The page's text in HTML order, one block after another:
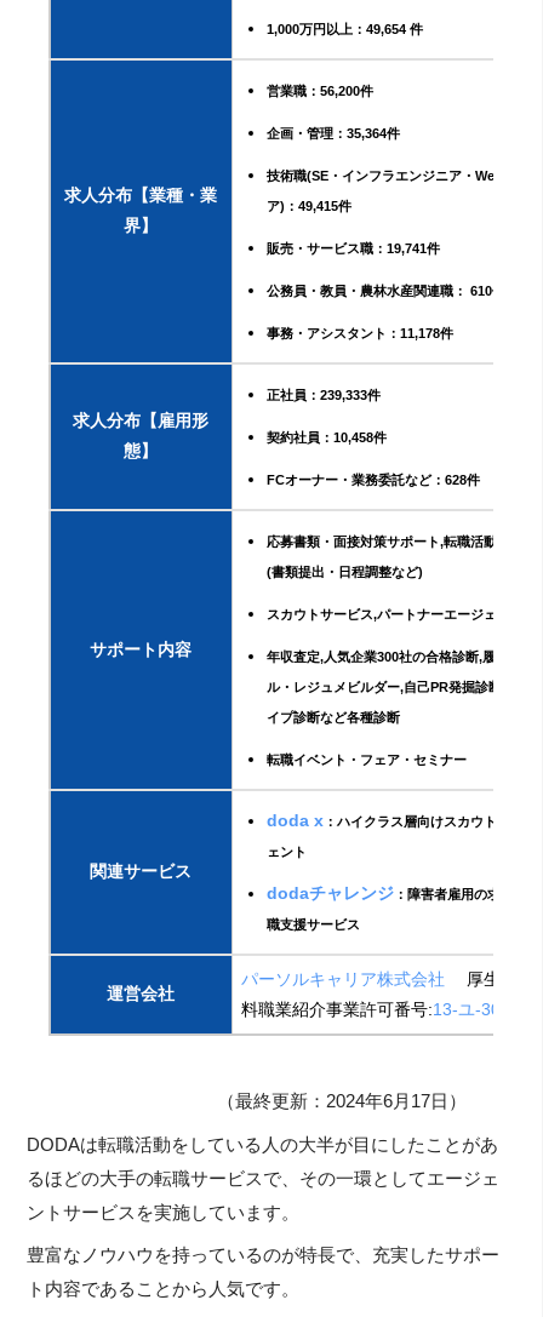
1,000万円以上：49,654 件
求人分布【業種・業
界】
営業職：56,200件
企画・管理：35,364件
技術職(SE・インフラエンジニア・Webエン
ア)：49,415件
販売・サービス職：19,741件
公務員・教員・農林水産関連職： 610件
事務・アシスタント：11,178件
求人分布【雇用形
態】
正社員：239,333件
契約社員：10,458件
FCオーナー・業務委託など：628件
サポート内容
応募書類・面接対策サポート,転職活動の手続
(書類提出・日程調整など)
スカウトサービス,パートナーエージェントサ
年収査定,人気企業300社の合格診断,履歴書作
ル・レジュメビルダー,自己PR発掘診断・キ
イプ診断など各種診断
転職イベント・フェア・セミナー
関連サービス
doda x：ハイクラス層向けスカウト型転職
ェント
dodaチャレンジ：障害者雇用の求人・
職支援サービス
運営会社
パーソルキャリア株式会社
厚生労働
料職業紹介事業許可番号:13-ユ-304785
（最終更新：2024年6月17日）
DODAは転職活動をしている人の大半が目にしたことがあ
るほどの大手の転職サービスで、その一環としてエージェ
ントサービスを実施しています。
豊富なノウハウを持っているのが特長で、充実したサポー
ト内容であることから人気です。